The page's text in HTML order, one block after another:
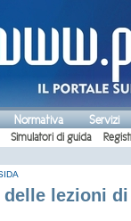
Normativa Servizi
Simulatori di guida
lezioni